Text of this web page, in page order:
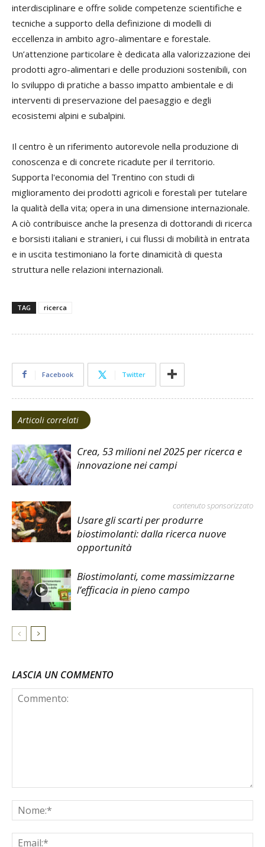
interdisciplinare e offre solide competenze scientifiche e
tecniche a supporto della definizione di modelli di
eccellenza in ambito agro-alimentare e forestale.
Un’attenzione particolare è dedicata alla valorizzazione dei
prodotti agro-alimentari e delle produzioni sostenibili, con
lo sviluppo di pratiche a basso impatto ambientale e di
interventi di preservazione del paesaggio e degli
ecosistemi alpini e subalpini.
Il centro è un riferimento autorevole nella produzione di
conoscenza e di concrete ricadute per il territorio.
Supporta l'economia del Trentino con studi di
miglioramento dei prodotti agricoli e forestali per tutelare
la qualità della vita; opera in una dimensione internazionale.
A ciò contribuisce anche la presenza di dottorandi di ricerca
e borsisti italiani e stranieri, i cui flussi di mobilità in entrata
e in uscita testimoniano la forte dinamicità di questa
struttura nelle relazioni internazionali.
TAG ricerca
Facebook Twitter
Articoli correlati
Crea, 53 milioni nel 2025 per ricerca e
innovazione nei campi
contenuto sponsorizzato
Usare gli scarti per produrre
biostimolanti: dalla ricerca nuove
opportunità
Biostimolanti, come massimizzarne
l’efficacia in pieno campo
LASCIA UN COMMENTO